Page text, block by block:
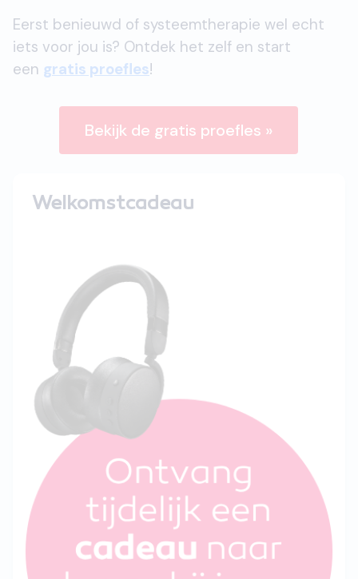
Eerst benieuwd of systeemtherapie wel echt
iets voor jou is? Ontdek het zelf en start
een gratis proefles!
Bekijk de gratis proefles »
Welkomstcadeau